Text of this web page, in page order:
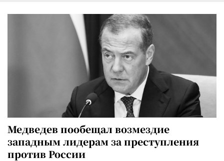
Медведев пообещал возмездие
западным лидерам за преступления
против России